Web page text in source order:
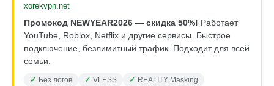
xorekvpn.net
Промокод NEWYEAR2026 — скидка 50%! Работает
YouTube, Roblox, Netflix и другие сервисы. Быстрое
подключение, безлимитный трафик. Подходит для всей
семьи.
Без логов VLESS
REALITY Masking